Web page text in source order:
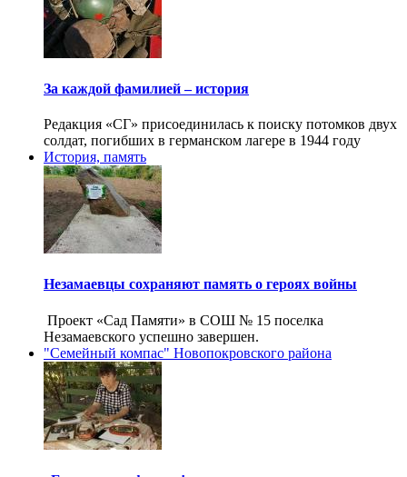
За каждой фамилией – история
Редакция «СГ» присоединилась к поиску потомков двух
солдат, погибших в германском лагере в 1944 году
История, память
Незамаевцы сохраняют память о героях войны
Проект «Сад Памяти» в СОШ № 15 поселка
Незамаевского успешно завершен.
"Семейный компас" Новопокровского района